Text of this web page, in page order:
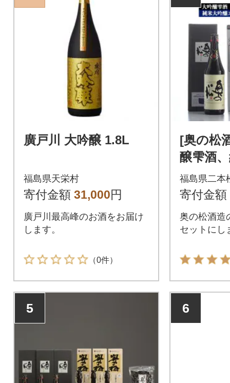
廣戸川 大吟醸 1.8L
福島県天栄村
寄付金額 31,000円
廣戸川最高峰のお酒をお届け
します。
（0件）
[奥の松
醸雫酒
パーク
大吟醸
福島県二本
寄付金額
奥の松酒造
セットにし
5 6